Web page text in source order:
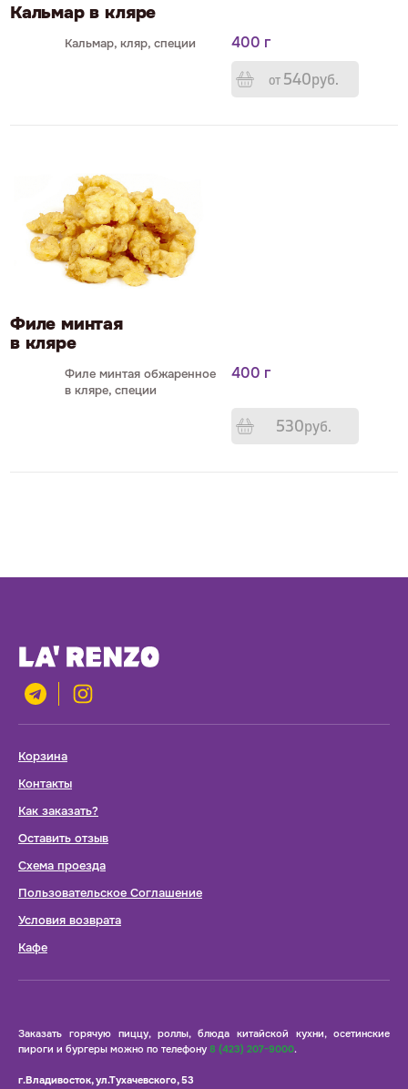
Кальмар в кляре
400 г
Кальмар, кляр, специи
от 540руб.
Филе минтая
в кляре
400 г
Филе минтая обжаренное
в кляре, специи
530руб.
Корзина
Контакты
Как заказать?
Оставить отзыв
Схема проезда
Пользовательское Соглашение
Условия возврата
Кафе
Заказать горячую пиццу, роллы, блюда китайской кухни, осетинские
пироги и бургеры можно по телефону 8 (423) 207-9000.
г.Владивосток, ул.Тухачевского, 53